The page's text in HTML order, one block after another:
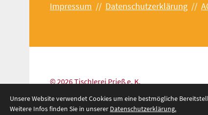
Impressum // Datenschutzerklärung //
© 2026 Tischlerei Prieß e. K.
Unsere Website verwendet Cookies um eine bestmögliche
Weitere Infos finden Sie in unserer Datenschutzerklärung.